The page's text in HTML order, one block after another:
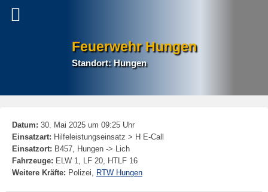
Feuerwehr Hungen
Standort: Hungen
Datum: 30. Mai 2025 um 09:25 Uhr
Einsatzart: Hilfeleistungseinsatz > H E-Call
Einsatzort: B457, Hungen -> Lich
Fahrzeuge: ELW 1, LF 20, HTLF 16
Weitere Kräfte: Polizei, RTW Hungen